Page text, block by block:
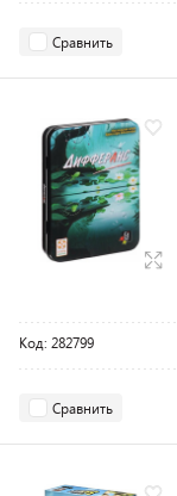
Сравнить
Код: 282799
Сравнить